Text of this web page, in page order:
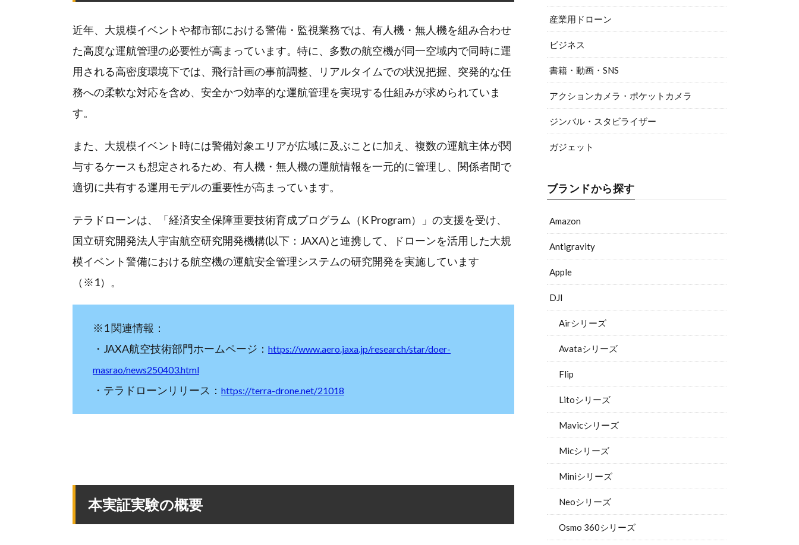
近年、大規模イベントや都市部における警備・監視業務では、有人機・無人機を組み合わせ
た高度な運航管理の必要性が高まっています。特に、多数の航空機が同一空域内で同時に運
用される高密度環境下では、飛行計画の事前調整、リアルタイムでの状況把握、突発的な任
務への柔軟な対応を含め、安全かつ効率的な運航管理を実現する仕組みが求められていま
す。
また、大規模イベント時には警備対象エリアが広域に及ぶことに加え、複数の運航主体が関
与するケースも想定されるため、有人機・無人機の運航情報を一元的に管理し、関係者間で
適切に共有する運用モデルの重要性が高まっています。
テラドローンは、「経済安全保障重要技術育成プログラム（K Program）」の支援を受け、
国立研究開発法人宇宙航空研究開発機構(以下：JAXA)と連携して、ドローンを活用した大規
模イベント警備における航空機の運航安全管理システムの研究開発を実施しています
（※1）。
※1 関連情報：
・JAXA航空技術部門ホームページ： https://www.aero.jaxa.jp/research/star/doer-
masrao/news250403.html
・テラドローンリリース： https://terra-drone.net/21018
本実証実験の概要
産業用ドローン
ビジネス
書籍・動画・SNS
アクションカメラ・ポケットカメラ
ジンバル・スタビライザー
ガジェット
ブランドから探す
Amazon
Antigravity
Apple
DJI
Airシリーズ
Avataシリーズ
Flip
Litoシリーズ
Mavicシリーズ
Micシリーズ
Miniシリーズ
Neoシリーズ
Osmo 360シリーズ